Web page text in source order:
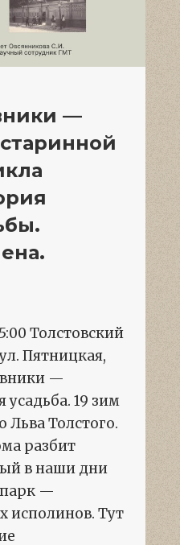
—
Толстовский
Пятницкая,
—
усадьба. 19 зим
Льва Толстого.
разбит
в наши дни
—
исполинов. Тут